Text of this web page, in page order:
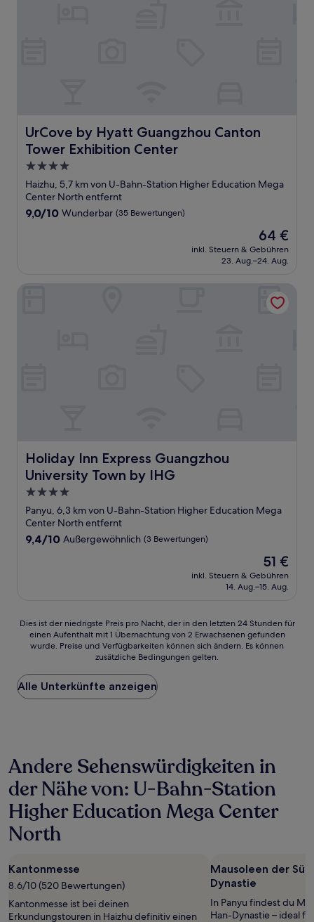
UrCove by Hyatt Guangzhou Canton
Tower Exhibition Center
UrCove by Hyatt Guangzhou Canton Tower Exhibition
4.0-
Sterne-
Unterkunft
Haizhu, 5,7 km von U-Bahn-Station Higher Education Mega
Center North entfernt
9.0
9,0/10 Wunderbar (35 Bewertungen)
Der
Preis
beträgt
64 €
inkl. Steuern & Gebühren
23. Aug.–24. Aug.
Holiday Inn Express Guangzhou
University Town by IHG
Holiday Inn Express Guangzhou University Town by IHG
4.0-
Sterne-
Unterkunft
Panyu, 6,3 km von U-Bahn-Station Higher Education Mega
Center North entfernt
9.4
9,4/10 Außergewöhnlich (3 Bewertungen)
Der
Preis
beträgt
51 €
inkl. Steuern & Gebühren
14. Aug.–15. Aug.
Holiday Inn Express Guangzhou University Town by IHG
Dies
der
Preis
pro
Nacht,
24 Stunden
für
einen
Aufenthalt
mit
1 Übernachtung
von
gefunden
wurde.
Preise
und
Verfügbarkeiten
Dies ist der niedrigste Preis pro Nacht, der in den letzten 24 Stunden für
einen Aufenthalt mit 1 Übernachtung von 2 Erwachsenen gefunden
wurde. Preise und Verfügbarkeiten können sich ändern. Es können
zusätzliche Bedingungen gelten.
Alle Unterkünfte anzeigen
Andere Sehenswürdigkeiten in
der Nähe von: U-Bahn-Station
Higher Education Mega Center
North
Kantonmesse
8.6/10 (520 Bewertungen)
Kantonmesse ist bei deinen
Erkundungstouren in Haizhu definitiv einen
Mausoleen der
Dynastie
In Panyu findest du
Han-Dynastie – ideal